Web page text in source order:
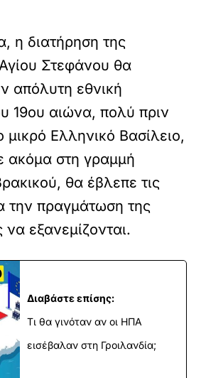
η διατήρηση της
Στεφάνου θα
απόλυτη εθνική
19ου αιώνα, πολύ πριν
μικρό Ελληνικό Βασίλειο,
ακόμα στη γραμμή
θα έβλεπε τις
την πραγμάτωση της
να εξανεμίζονται.
Διαβάστε επίσης:
Τι θα γινόταν αν οι ΗΠΑ
εισέβαλαν στη Γροιλανδία;